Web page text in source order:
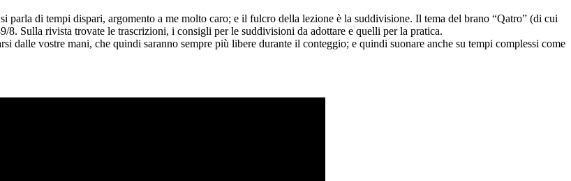
di tempi dispari, argomento a me molto caro; e il fulcro della lezione è la suddivisione. Il tema del brano “Qatro” (di cui
Sulla rivista trovate le trascrizioni, i consigli per le suddivisioni da adottare e quelli per la pratica.
dalle vostre mani, che quindi saranno sempre più libere durante il conteggio; e quindi suonare anche su tempi complessi come